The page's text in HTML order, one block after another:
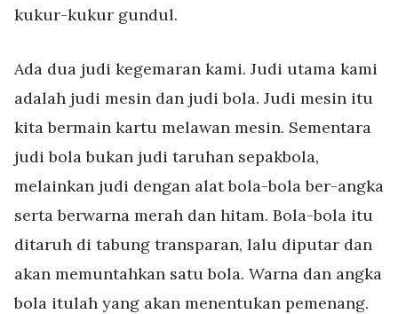
kukur-kukur gundul.
Ada dua judi kegemaran kami. Judi utama kami
adalah judi mesin dan judi bola. Judi mesin itu
kita bermain kartu melawan mesin. Sementara
judi bola bukan judi taruhan sepakbola,
melainkan judi dengan alat bola-bola ber-angka
serta berwarna merah dan hitam. Bola-bola itu
ditaruh di tabung transparan, lalu diputar dan
akan memuntahkan satu bola. Warna dan angka
bola itulah yang akan menentukan pemenang.